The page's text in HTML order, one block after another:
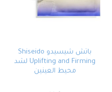
باتش شيسيدو Shiseido
Uplifting and Firming لشد
محيط العينين